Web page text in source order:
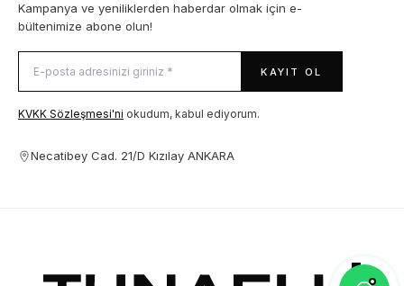
Kampanya ve yeniliklerden haberdar olmak için e-
bültenimize abone olun!
KAYIT OL
KVKK Sözleşmesi'ni okudum, kabul ediyorum.
Necatibey Cad. 21/D Kızılay ANKARA